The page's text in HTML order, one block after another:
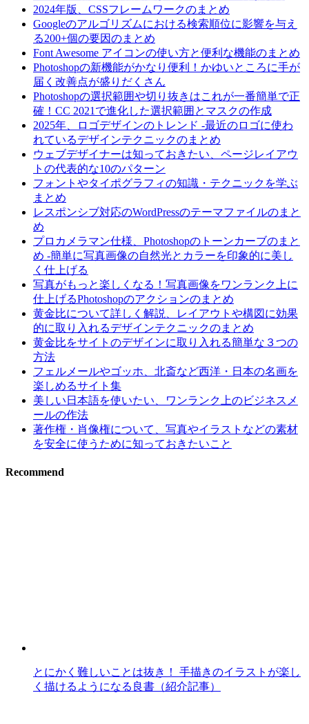
2024年版、CSSフレームワークのまとめ
Googleのアルゴリズムにおける検索順位に影響を与え
る200+個の要因のまとめ
Font Awesome アイコンの使い方と便利な機能のまとめ
Photoshopの新機能がかなり便利！かゆいところに手が
届く改善点が盛りだくさん
Photoshopの選択範囲や切り抜きはこれが一番簡単で正
確！CC 2021で進化した選択範囲とマスクの作成
2025年、ロゴデザインのトレンド -最近のロゴに使わ
れているデザインテクニックのまとめ
ウェブデザイナーは知っておきたい、ページレイアウ
トの代表的な10のパターン
フォントやタイポグラフィの知識・テクニックを学ぶ
まとめ
レスポンシブ対応のWordPressのテーマファイルのまと
め
プロカメラマン仕様、Photoshopのトーンカーブのまと
め -簡単に写真画像の自然光とカラーを印象的に美し
く仕上げる
写真がもっと楽しくなる！写真画像をワンランク上に
仕上げるPhotoshopのアクションのまとめ
黄金比について詳しく解説、レイアウトや構図に効果
的に取り入れるデザインテクニックのまとめ
黄金比をサイトのデザインに取り入れる簡単な３つの
方法
フェルメールやゴッホ、北斎など西洋・日本の名画を
楽しめるサイト集
美しい日本語を使いたい、ワンランク上のビジネスメ
ールの作法
著作権・肖像権について、写真やイラストなどの素材
を安全に使うために知っておきたいこと
Recommend
とにかく難しいことは抜き！ 手描きのイラストが楽し
く描けるようになる良書（紹介記事）